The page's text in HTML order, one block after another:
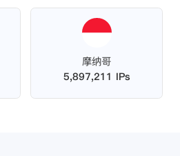
摩纳哥
5,897,211 IPs